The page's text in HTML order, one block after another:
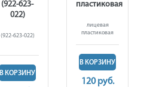
(922-623-
022)
(922-623-022)
В КОРЗИНУ
пластиковая
лицевая
пластиковая
В КОРЗИНУ
120 руб.